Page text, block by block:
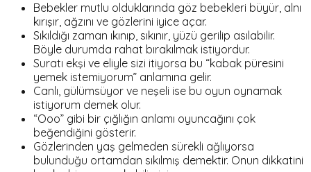
Bebekler mutlu olduklarında göz bebekleri büyür, alnı
kırışır, ağzını ve gözlerini iyice açar.
Sıkıldığı zaman ıkınıp, sıkınır, yüzü gerilip asılabilir.
Böyle durumda rahat bırakılmak istiyordur.
Suratı ekşi ve eliyle sizi itiyorsa bu “kabak püresini
yemek istemiyorum” anlamına gelir.
Canlı, gülümsüyor ve neşeli ise bu oyun oynamak
istiyorum demek olur.
“Ooo” gibi bir çığlığın anlamı oyuncağını çok
beğendiğini gösterir.
Gözlerinden yaş gelmeden sürekli ağlıyorsa
bulunduğu ortamdan sıkılmış demektir. Onun dikkatini